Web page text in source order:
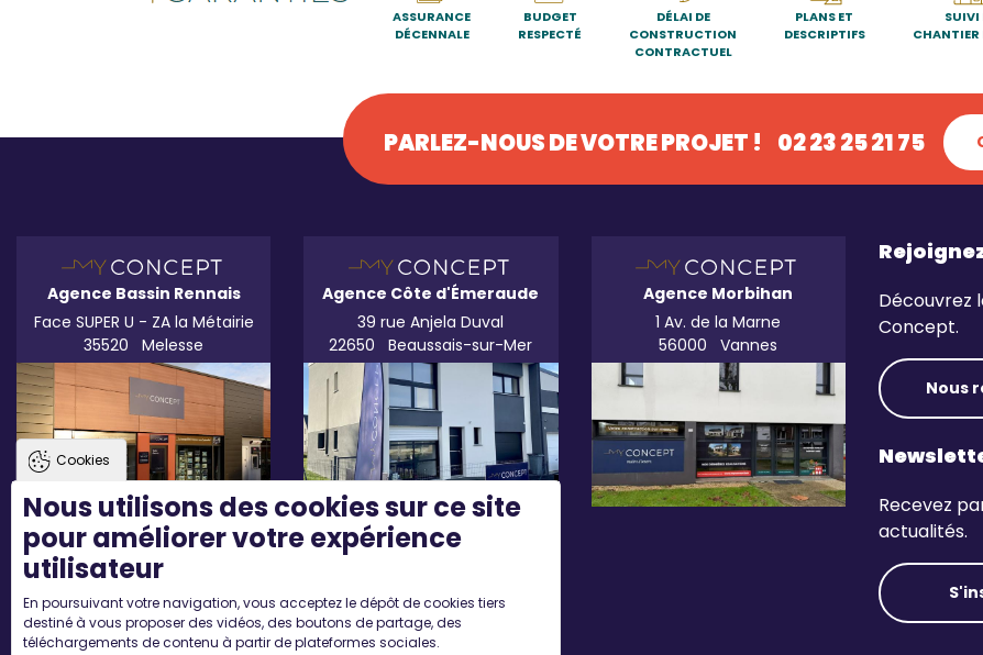
ASSURANCE
DÉCENNALE
BUDGET
RESPECTÉ
DÉLAI DE
CONSTRUCTION
CONTRACTUEL
PLANS ET
DESCRIPTIFS
SUIVI
CHANTIER
PARLEZ-NOUS DE VOTRE PROJET ! 02 23 25 21 75
Agence Bassin Rennais
Face SUPER U - ZA la Métairie
35520
Melesse
Agence Côte d'Émeraude
39 rue Anjela Duval
22650
Beaussais-sur-Mer
Agence Morbihan
1 Av. de la Marne
56000
Vannes
Découvrez
Concept.
Nous
Recevez
actualités.
Cookies
Nous utilisons des cookies sur ce site
pour améliorer votre expérience
utilisateur
En poursuivant votre navigation, vous acceptez le dépôt de cookies tiers
destiné à vous proposer des vidéos, des boutons de partage, des
téléchargements de contenu à partir de plateformes sociales.